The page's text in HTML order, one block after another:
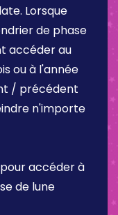
Lorsque
de phase
accéder au
ou à l'année
/ précédent
n'importe
accéder à
de lune